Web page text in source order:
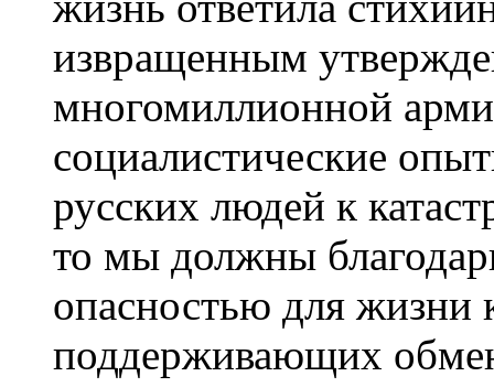
извращенным
многомиллионной
социалистические
русских людей к
то мы должны
опасностью для
поддерживающих